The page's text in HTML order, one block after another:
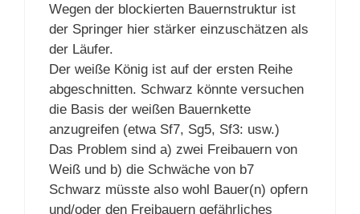
Wegen der blockierten Bauernstruktur ist
der Springer hier stärker einzuschätzen als
der Läufer.
Der weiße König ist auf der ersten Reihe
abgeschnitten. Schwarz könnte versuchen
die Basis der weißen Bauernkette
anzugreifen (etwa Sf7, Sg5, Sf3: usw.)
Das Problem sind a) zwei Freibauern von
Weiß und b) die Schwäche von b7
Schwarz müsste also wohl Bauer(n) opfern
und/oder den Freibauern gefährliches